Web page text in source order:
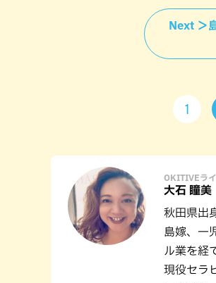
Next ＞
1
OKITIVEラ
大石 瞳美
秋田県出
島嫁、一
ル業を経
現役セラ